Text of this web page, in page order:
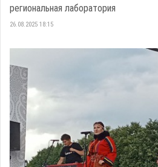
региональная лаборатория
26.08.2025 18:15